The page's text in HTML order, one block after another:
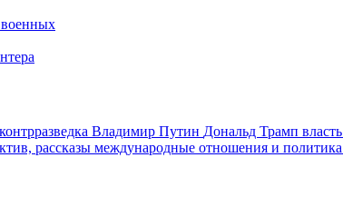
Владимир Путин Дональд Трамп власть
рассказы международные отношения и политика